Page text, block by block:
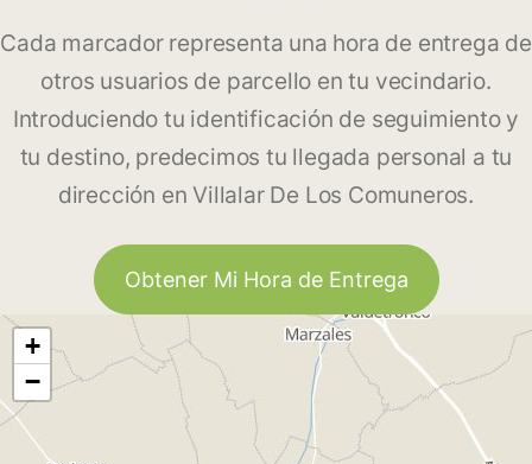
Cada marcador representa una hora de entrega de
otros usuarios de parcello en tu vecindario.
Introduciendo tu identificación de seguimiento y
tu destino, predecimos tu llegada personal a tu
dirección en Villalar De Los Comuneros.
Obtener Mi Hora de Entrega
+
−